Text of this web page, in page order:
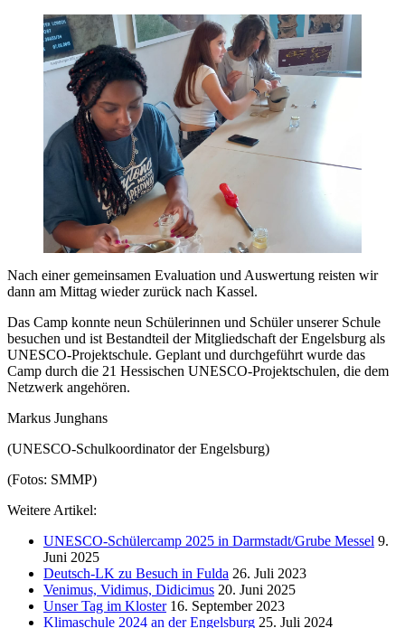
Nach einer gemeinsamen Evaluation und Auswertung reisten wir
dann am Mittag wieder zurück nach Kassel.
Das Camp konnte neun Schülerinnen und Schüler unserer Schule
besuchen und ist Bestandteil der Mitgliedschaft der Engelsburg als
UNESCO-Projektschule. Geplant und durchgeführt wurde das
Camp durch die 21 Hessischen UNESCO-Projektschulen, die dem
Netzwerk angehören.
Markus Junghans
(UNESCO-Schulkoordinator der Engelsburg)
(Fotos: SMMP)
Weitere Artikel:
UNESCO-Schülercamp 2025 in Darmstadt/Grube Messel 9.
Juni 2025
Deutsch-LK zu Besuch in Fulda 26. Juli 2023
Venimus, Vidimus, Didicimus 20. Juni 2025
Unser Tag im Kloster16. September 2023
Klimaschule 2024 an der Engelsburg 25. Juli 2024